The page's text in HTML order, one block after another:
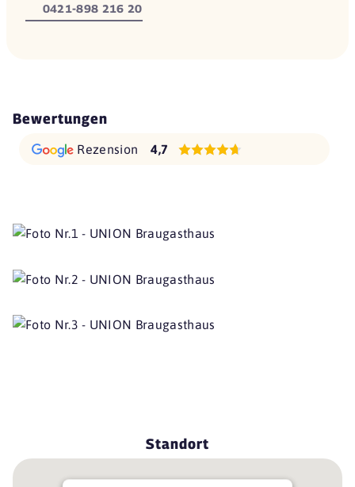
0421-898 216 20
Bewertungen
Rezension 4,7
Standort